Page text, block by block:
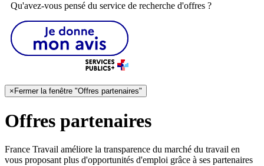
Qu'avez-vous pensé du service de recherche d'offres ?
× Fermer la fenêtre "Offres partenaires"
Offres partenaires
France Travail améliore la transparence du marché du travail en
vous proposant plus d'opportunités d'emploi grâce à ses partenaires